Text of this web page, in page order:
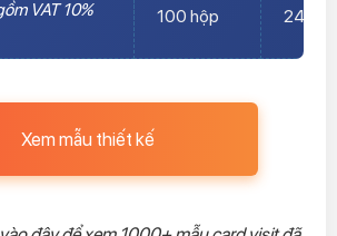
VAT 10%
100 hộp
Xem mẫu thiết kế